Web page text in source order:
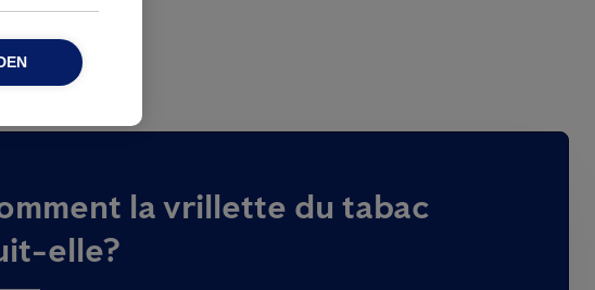
la vrillette du tabac
elle?